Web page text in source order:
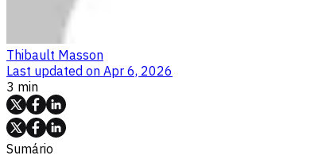
Thibault Masson
Last updated on Apr 6, 2026
3 min
Sumário